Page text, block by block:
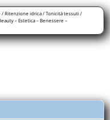
/ Ritenzione idrica / Tonicità tessuti /
– Estetica – Benessere –